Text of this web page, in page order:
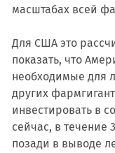
масштабах всей
Для США это
показать, что
необходимые для
других
инвестировать в
сейчас, в течение
позади в выводе